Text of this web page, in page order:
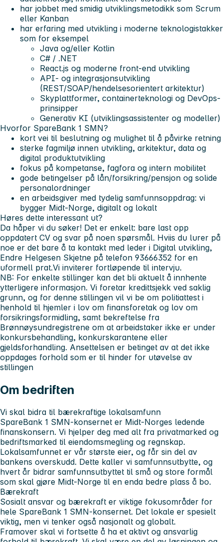
har jobbet med smidig utviklingsmetodikk som Scrum
eller Kanban
har erfaring med utvikling i moderne teknologistakker
som for eksempel
Java og/eller Kotlin
C# / .NET
React.js og moderne front-end utvikling
API- og integrasjonsutvikling
(REST/SOAP/hendelsesorientert arkitektur)
Skyplattformer, containerteknologi og DevOps-
prinsipper
Generativ KI (utviklingsassistenter og modeller)
Hvorfor SpareBank 1 SMN?
kort vei til beslutning og mulighet til å påvirke retning
sterke fagmiljø innen utvikling, arkitektur, data og
digital produktutvikling
fokus på kompetanse, fagfora og intern mobilitet
gode betingelser på lån/forsikring/pensjon og solide
personalordninger
en arbeidsgiver med tydelig samfunnsoppdrag: vi
bygger Midt-Norge, digitalt og lokalt
Høres dette interessant ut?
Da håper vi du søker! Det er enkelt: bare last opp
oppdatert CV og svar på noen spørsmål. Hviis du lurer på
noe er det bare å ta kontakt med leder i Digital utvikling,
Endre Helgesen Skjetne på telefon 93666352 for en
uformell prat.Vi inviterer fortløpende til intervju.
NB: For enkelte stillinger kan det bli aktuelt å innhente
ytterligere informasjon. Vi foretar kredittsjekk ved saklig
grunn, og for denne stillingen vil vi be om politiattest i
henhold til hjemler i lov om finansforetak og lov om
forsikringsformidling, samt bekreftelse fra
Brønnøysundregistrene om at arbeidstaker ikke er under
konkursbehandling, konkurskarantene eller
gjeldsforhandling. Ansettelsen er betinget av at det ikke
oppdages forhold som er til hinder for utøvelse av
stillingen
Om bedriften
Vi skal bidra til bærekraftige lokalsamfunn
SpareBank 1 SMN-konsernet er Midt-Norges ledende
finanskonsern. Vi hjelper deg med alt fra privatmarked og
bedriftsmarked til eiendomsmegling og regnskap.
Lokalsamfunnet er vår største eier, og får sin del av
bankens overskudd. Dette kaller vi samfunnsutbytte, og
hvert år bidrar samfunnsutbyttet til små og store formål
som skal gjøre Midt-Norge til en enda bedre plass å bo.
Bærekraft
Sosialt ansvar og bærekraft er viktige fokusområder for
hele SpareBank 1 SMN-konsernet. Det lokale er spesielt
viktig, men vi tenker også nasjonalt og globalt.
Framover skal vi fortsette å ha et aktivt og ansvarlig